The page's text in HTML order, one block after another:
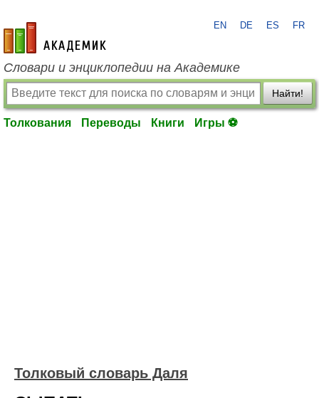
academic.ru
EN DE ES FR
Словари и энциклопедии на Академике
Найти!
Толкования Переводы Книги Игры ⚽
Толковый словарь Даля